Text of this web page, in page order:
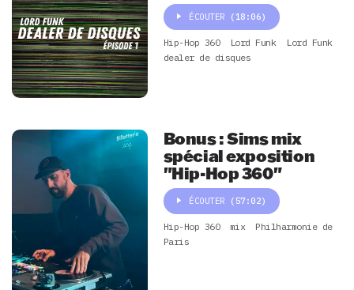
ÉCOUTER (18:06)
Hip-Hop 360 Lord Funk
Lord Funk
dealer de disques
Bonus : Sims mix
spécial exposition
"Hip-Hop 360"
ÉCOUTER (57:02)
Hip-Hop 360 mix
Philharmonie de
Paris